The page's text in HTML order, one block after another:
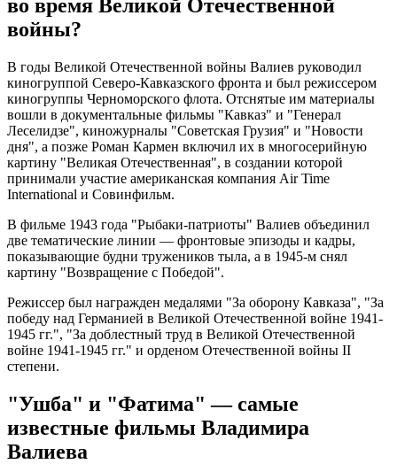
во время Великой Отечественной
войны?
В годы Великой Отечественной войны Валиев руководил
киногруппой Северо-Кавказского фронта и был режиссером
киногруппы Черноморского флота. Отснятые им материалы
вошли в документальные фильмы "Кавказ" и "Генерал
Леселидзе", киножурналы "Советская Грузия" и "Новости
дня", а позже Роман Кармен включил их в многосерийную
картину "Великая Отечественная", в создании которой
принимали участие американская компания Air Time
International и Совинфильм.
В фильме 1943 года "Рыбаки-патриоты" Валиев объединил
две тематические линии — фронтовые эпизоды и кадры,
показывающие будни тружеников тыла, а в 1945-м снял
картину "Возвращение с Победой".
Режиссер был награжден медалями "За оборону Кавказа", "За
победу над Германией в Великой Отечественной войне 1941-
1945 гг.", "За доблестный труд в Великой Отечественной
войне 1941-1945 гг." и орденом Отечественной войны II
степени.
"Ушба" и "Фатима" — самые
известные фильмы Владимира
Валиева